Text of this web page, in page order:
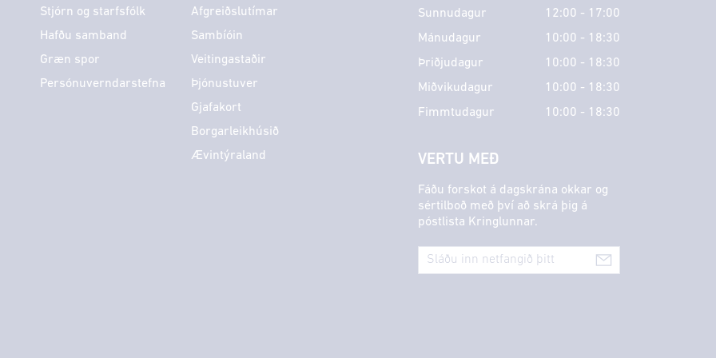
Stjórn og starfsfólk
Hafðu samband
Græn spor
Persónuverndarstefna
Afgreiðslutímar
Sambíóin
Veitingastaðir
Þjónustuver
Gjafakort
Borgarleikhúsið
Ævintýraland
Sunnudagur
12:00 - 17:00
Mánudagur
10:00 - 18:30
Þriðjudagur
10:00 - 18:30
Miðvikudagur
10:00 - 18:30
Fimmtudagur
10:00 - 18:30
VERTU MEÐ
Fáðu forskot á dagskrána okkar og
sértilboð með því að skrá þig á
póstlista Kringlunnar.